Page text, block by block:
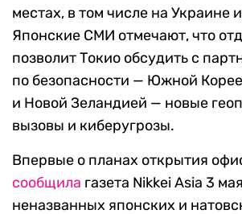
местах, в том числе на Украине
Японские СМИ отмечают, что
позволит Токио обсудить с
по безопасности — Южной
и Новой Зеландией — новые
вызовы и киберугрозы.
Впервые о планах открытия
сообщила газета Nikkei Asia 3
неназванных японских и